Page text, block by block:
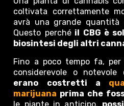
coltivata correttamente
avrà una grande quantità
Questo perchéil CBG è
biosintesi degli altri
Fino a poco tempo fa,
considerevole o notevole
erano costretti a
marijuana prima che